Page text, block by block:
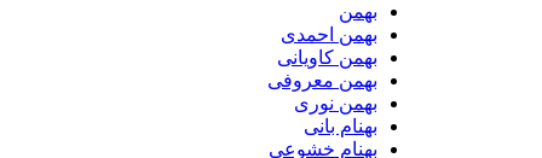
بهمن احمدی
بهمن کاویانی
بهمن معروفی
بهمن نوری
بهنام بانی
بهنام خشوعی